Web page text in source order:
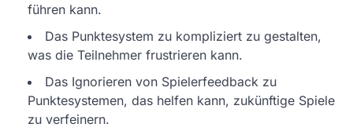
führen kann.
Das Punktesystem zu kompliziert zu gestalten,
was die Teilnehmer frustrieren kann.
Das Ignorieren von Spielerfeedback zu
Punktesystemen, das helfen kann, zukünftige Spiele
zu verfeinern.